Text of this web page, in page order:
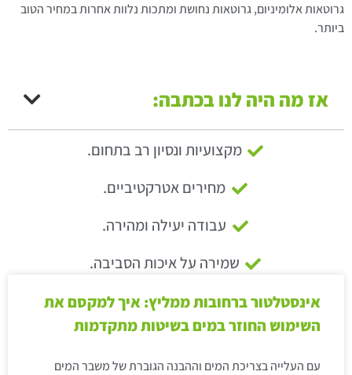
גרוטאות אלומיניום, גרוטאות נחושת ומתכות נלוות אחרות במחיר הטוב
ביותר.
אז מה היה לנו בכתבה:
מקצועיות ונסיון רב בתחום.
מחירים אטרקטיביים.
עבודה יעילה ומהירה.
שמירה על איכות הסביבה.
אינסטלטור ברחובות ממליץ: איך למקסם את
השימוש החוזר במים בשיטות מתקדמות
עם העלייה בצריכת המים וההבנה הגוברת של משבר המים